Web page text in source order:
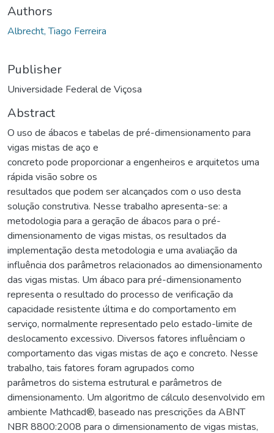
Authors
Albrecht, Tiago Ferreira
Publisher
Universidade Federal de Viçosa
Abstract
O uso de ábacos e tabelas de pré-dimensionamento para
vigas mistas de aço e
concreto pode proporcionar a engenheiros e arquitetos uma
rápida visão sobre os
resultados que podem ser alcançados com o uso desta
solução construtiva. Nesse trabalho apresenta-se: a
metodologia para a geração de ábacos para o pré-
dimensionamento de vigas mistas, os resultados da
implementação desta metodologia e uma avaliação da
influência dos parâmetros relacionados ao dimensionamento
das vigas mistas. Um ábaco para pré-dimensionamento
representa o resultado do processo de verificação da
capacidade resistente última e do comportamento em
serviço, normalmente representado pelo estado-limite de
deslocamento excessivo. Diversos fatores influênciam o
comportamento das vigas mistas de aço e concreto. Nesse
trabalho, tais fatores foram agrupados como
parâmetros do sistema estrutural e parâmetros de
dimensionamento. Um algoritmo de cálculo desenvolvido em
ambiente Mathcad®, baseado nas prescrições da ABNT
NBR 8800:2008 para o dimensionamento de vigas mistas,